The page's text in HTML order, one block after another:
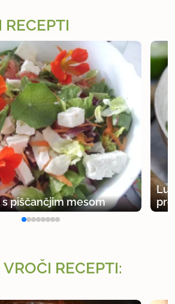
piščančjim mesom
RECEPTI: